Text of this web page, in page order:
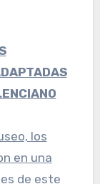
los
en una
de este